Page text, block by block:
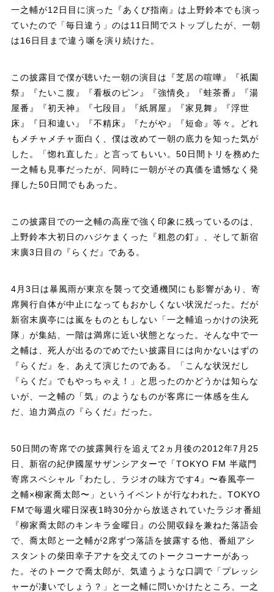
一之輔が12日目に演った『あくび指南』は上野鈴本でも演っ
ていたので「毎日違う」のは11日間でストップしたが、一朝
は16日目まで違う噺を演り続けた。
この披露目で僕が聴いた一朝の演目は『芝居の喧嘩』『祇園
祭』『たいこ腹』『看板のピン』『強情灸』『蛙茶番』『湯
屋番』『初天神』『七段目』『紙屑屋』『家見舞』『浮世
床』『日和違い』『不精床』『たがや』『短命』等々。どれ
もメチャメチャ面白く、僕は改めて一朝の底力を知った気が
した。「惚れ直した」と言ってもいい。50日間トリを務めた
一之輔も見事だったが、同時に一朝がその真価を遺憾なく発
揮した50日間でもあった。
この披露目での一之輔の高座で強く印象に残っているのは、
上野鈴本大初日のハジケまくった『粗忽の釘』、そして新宿
末廣3日目の『らくだ』である。
4月3日は暴風雨が東京を襲って交通機関にも影響があり、寄
席興行自体が中止になってもおかしくない状況だった。だが
新宿末廣亭には嵐をものともしない「一之輔追っかけの決死
隊」が集結、一階は満席に近い状態となった。そんな中で一
之輔は、死人が出るのでめでたい披露目には向かないはずの
『らくだ』を、あえて演じたのである。「こんな状況だし
『らくだ』でもやっちゃえ！」と思ったのかどうかは知らな
いが、一之輔の「気」のようなものが客席に一体感を生ん
だ、迫力満点の『らくだ』だった。
50日間の寄席での披露興行を追えて2ヵ月後の2012年7月25
日、新宿の紀伊國屋サザンシアターで「TOKYO FM 半蔵門
寄席スペシャル『わたし、ラジオの味方です4』〜春風亭一
之輔×柳家喬太郎〜」というイベントが行なわれた。TOKYO
FMで毎週火曜日深夜1時30分から放送されていたラジオ番組
『柳家喬太郎のキンキラ金曜日』の公開収録を兼ねた落語会
で、喬太郎と一之輔が2席ずつ落語を披露する他、番組アシ
スタントの柴田幸子アナを交えてのトークコーナーがあっ
た。そのトークで喬太郎が、気遣うような口調で「プレッシ
ャーが凄いでしょう？」と一之輔に問いかけたところ、一之